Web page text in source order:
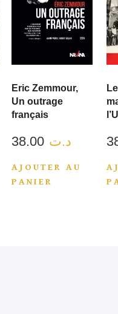
Eric Zemmour,
Un outrage
français
د.ت 38.00
AJOUTER AU
PANIER